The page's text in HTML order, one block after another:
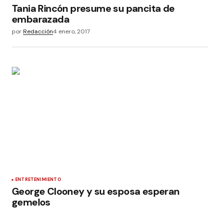
Tania Rincón presume su pancita de
embarazada
porRedacción4 enero, 2017
ENTRETENIMIENTO
George Clooney y su esposa esperan
gemelos